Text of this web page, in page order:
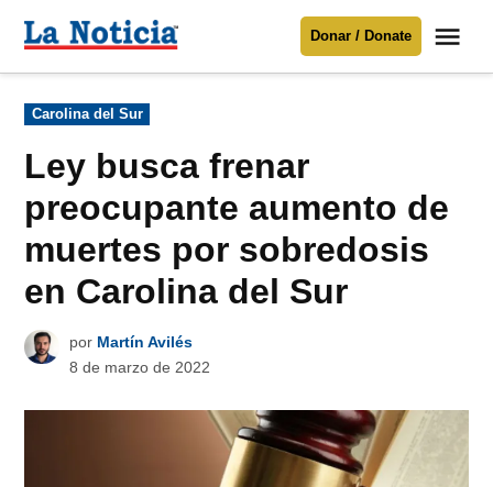
Para mantenerte informado necesitamos
Donar
contenido
Noticia
Donar / Donate
Publicado
en
Carolina del Sur
Ley busca frenar
preocupante aumento de
muertes por sobredosis
en Carolina del Sur
por Martín Avilés
8 de marzo de 2022